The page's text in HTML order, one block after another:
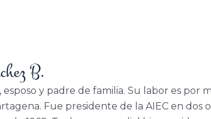
B.
y padre de familia. Su labor es por
Fue presidente de la AIEC en dos